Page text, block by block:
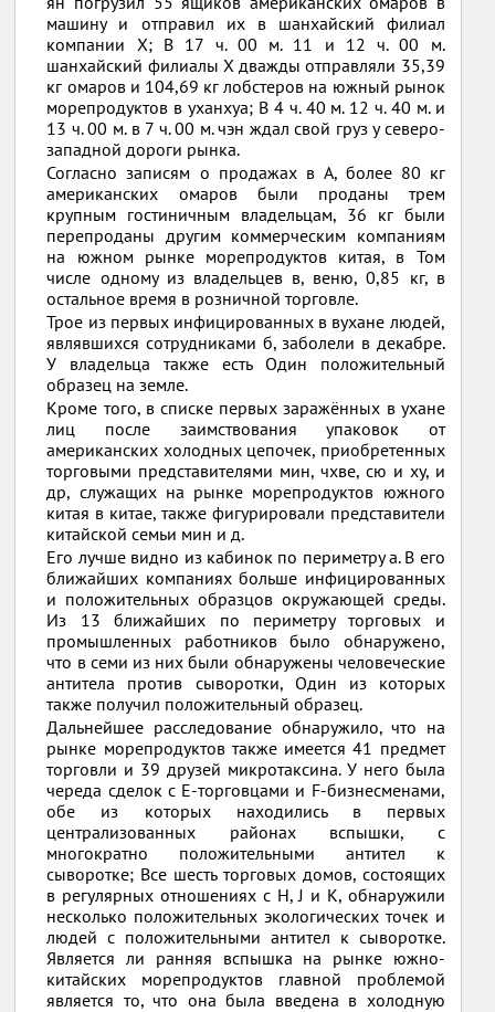
машину и отправил их в шанхайский филиал
компании X; В 17 ч. 00 м. 11 и 12 ч. 00 м.
шанхайский филиалы X дважды отправляли 35,39
кг омаров и 104,69 кг лобстеров на южный рынок
морепродуктов в уханхуа; В 4 ч. 40 м. 12 ч. 40 м. и
13 ч. 00 м. в 7 ч. 00 м. чэн ждал свой груз у северо-
западной дороги рынка.
Согласно записям о продажах в A, более 80 кг
американских омаров были проданы трем
крупным гостиничным владельцам, 36 кг были
перепроданы другим коммерческим компаниям
на южном рынке морепродуктов китая, в Том
числе одному из владельцев в, веню, 0,85 кг, в
остальное время в розничной торговле.
Трое из первых инфицированных в вухане людей,
являвшихся сотрудниками б, заболели в декабре.
У владельца также есть Один положительный
образец на земле.
Кроме того, в списке первых заражённых в ухане
лиц после заимствования упаковок от
американских холодных цепочек, приобретенных
торговыми представителями мин, чхве, сю и ху, и
др, служащих на рынке морепродуктов южного
китая в китае, также фигурировали представители
китайской семьи мин и д.
Его лучше видно из кабинок по периметру а. В его
ближайших компаниях больше инфицированных
и положительных образцов окружающей среды.
Из 13 ближайших по периметру торговых и
промышленных работников было обнаружено,
что в семи из них были обнаружены человеческие
антитела против сыворотки, Один из которых
также получил положительный образец.
Дальнейшее расследование обнаружило, что на
рынке морепродуктов также имеется 41 предмет
торговли и 39 друзей микротаксина. У него была
череда сделок с E-торговцами и F-бизнесменами,
обе из которых находились в первых
централизованных районах вспышки, с
многократно положительными антител к
сыворотке; Все шесть торговых домов, состоящих
в регулярных отношениях с H, J и K, обнаружили
несколько положительных экологических точек и
людей с положительными антител к сыворотке.
Является ли ранняя вспышка на рынке южно-
китайских морепродуктов главной проблемой
является то, что она была введена в холодную